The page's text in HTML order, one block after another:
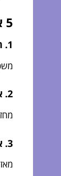
5 אדפטוגנים שווים להכיר ולהכניס לתפריט
1. רודיולה רוזאה – מהירה, חכמה ואפקטיבית
2. אסטרגלוס – המגן של הגוף
3. אשוואגנדה – המלכה של השלווה והכוח